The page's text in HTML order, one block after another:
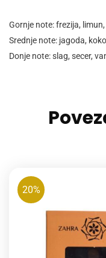
Gornje note: frezija,
Srednje note: jagoda,
Donje note: slag, secer,
20%